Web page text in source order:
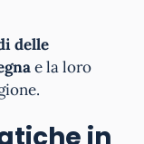
delle
e la loro
in